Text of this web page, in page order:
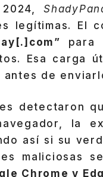
2024,
legítimas. El
para
Esa carga
de
detectaron
la
así si su
maliciosas
Chrome y